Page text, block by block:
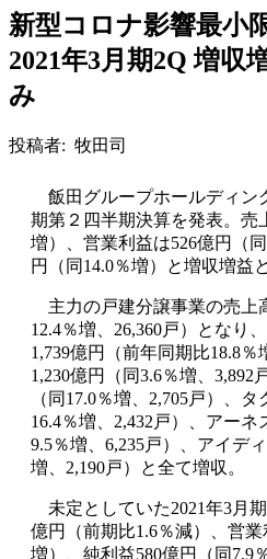
新型コロナ影響最小
2021年3月期2Q 増収
み
投稿者: 牧田司
飯田グループホールディン
期第２四半期決算を発表。売
増）、営業利益は526億円（
円（同14.0％増）と増収増益
主力の戸建分譲事業の売上
12.4％増、26,360戸）となり
1,739億円（前年同期比18.8
1,230億円（同3.6％増、3,892
（同17.0％増、2,705戸）、
16.4％増、2,432戸）、アーネ
9.5％増、6,235戸）、アイデ
増、2,190戸）と全て増収。
未定としていた2021年3月
億円（前期比1.6％減）、営業
増）、純利益580億円（同7.9